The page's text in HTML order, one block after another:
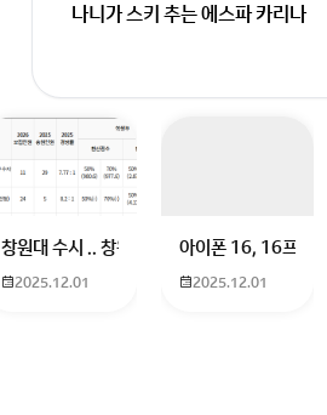
나니가 스키 추는 에스파 카리나
창원대 수시 .. 창원대를 목표로 하고 있는 09
2025.12.01
아이폰 16, 16프로
2025.12.01